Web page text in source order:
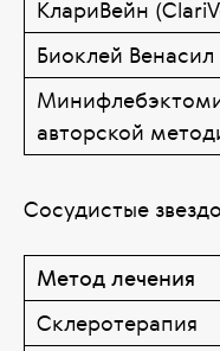
КлариВейн
Биоклей Венасил
авторской
Сосудистые
Метод лечения
Склеротерапия